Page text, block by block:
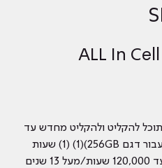
להקליט ולהקליט מחדש עד
120,000 שעות (מעל 13 שנים) (עבור דגם 256GB)(1) (1) שעות
בפועל של וידאו שנחסכו פחות. עד 120,000 שעות/מעל 13 שנים